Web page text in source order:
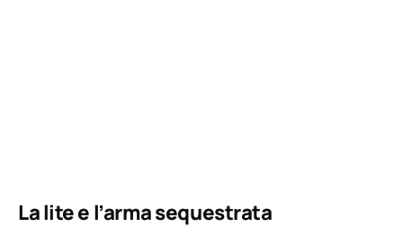
La lite e l’arma sequestrata